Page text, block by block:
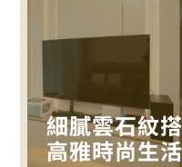
細膩雲石紋
高雅時尚生